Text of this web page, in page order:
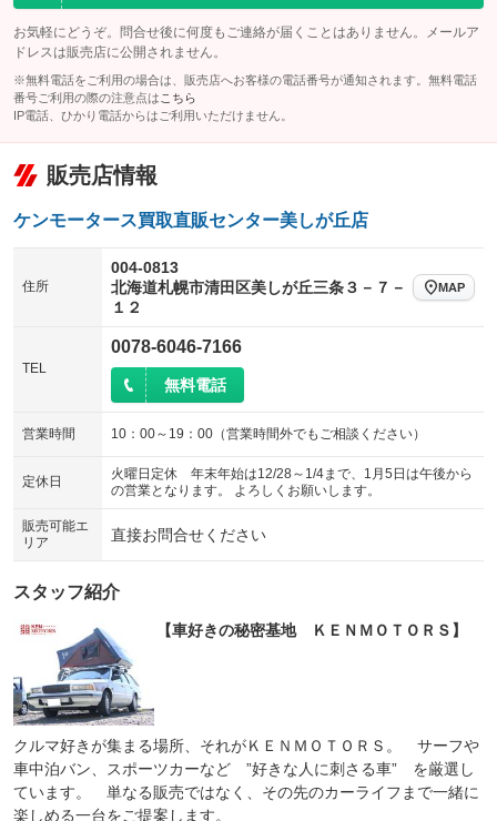
お気軽にどうぞ。問合せ後に何度もご連絡が届くことはありません。メールア
ドレスは販売店に公開されません。
※無料電話をご利用の場合は、販売店へお客様の電話番号が通知されます。無料電話
番号ご利用の際の注意点は こちら
IP電話、ひかり電話からはご利用いただけません。
販売店情報
ケンモータース買取直販センター美しが丘店
住所
004-0813
北海道札幌市清田区美しが丘三条３－７－
１２
MAP
TEL
0078-6046-7166
無料電話
営業時間 10：00～19：00（営業時間外でもご相談ください）
定休日
火曜日定休 年末年始は12/28～1/4まで、1月5日は午後から
の営業となります。 よろしくお願いします。
販売可能エ
リア
直接お問合せください
スタッフ紹介
【車好きの秘密基地 ＫＥＮＭＯＴＯＲＳ】
クルマ好きが集まる場所、それがＫＥＮＭＯＴＯＲＳ。 サーフや
車中泊バン、スポーツカーなど ”好きな人に刺さる車” を厳選し
ています。 単なる販売ではなく、その先のカーライフまで一緒に
楽しめる一台をご提案します。